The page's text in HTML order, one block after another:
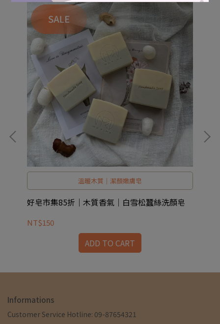
溫暖木質｜潔顏嫩膚皂
好皂市集85折｜木質香氣｜白雪松蠶絲洗顏皂
NT$150
ADD TO CART
Informations
Customer Service Hotline: 09-87654321